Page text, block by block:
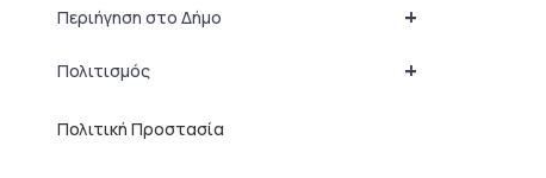
+
Περιήγηση στο Δήμο
+
Πολιτισμός
Πολιτική Προστασία